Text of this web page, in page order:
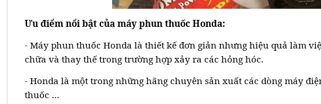
Ưu điểm nổi bật của máy phun thuốc Honda:
- Máy phun thuốc Honda là thiết kế đơn giản nhưng hiệu quả làm
chữa và thay thế trong trường hợp xảy ra các hỏng hóc.
- Honda là một trong những hãng chuyên sản xuất các dòng máy
thuốc …